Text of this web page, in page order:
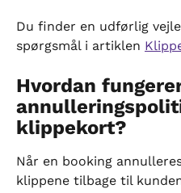
Du finder en udførlig
spørgsmål i artiklen
Hvordan
klippekort?
Når en booking
klippene tilbage til